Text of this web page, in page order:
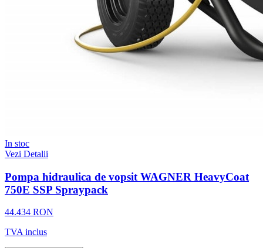
In stoc
Vezi Detalii
Pompa hidraulica de vopsit WAGNER HeavyCoat
750E SSP Spraypack
44.434 RON
TVA inclus